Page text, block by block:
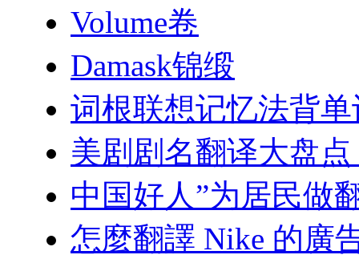
Volume卷
Damask锦缎
词根联想记忆法背
美剧剧名翻译大盘
中国好人”为居民做
怎麼翻譯 Nike 的廣